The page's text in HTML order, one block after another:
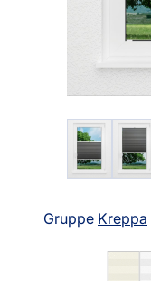
Gruppe Kreppa